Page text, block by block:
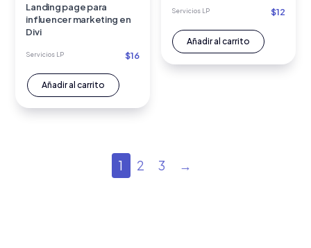
Landing page para
influencer marketing en
Divi
Servicios LP $16
Añadir al carrito
Servicios LP $12
Añadir al carrito
1 2 3 →